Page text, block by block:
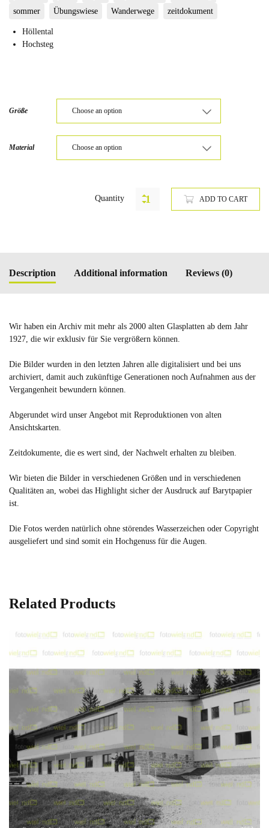
sommer
Übungswiese Wanderwege zeitdokument
Höllental
Hochsteg
Größe
Material
Quantity ADD TO CART
Description Additional information Reviews (0)
Wir haben ein Archiv mit mehr als 2000 alten Glasplatten ab dem Jahr
1927, die wir exklusiv für Sie vergrößern können.
Die Bilder wurden in den letzten Jahren alle digitalisiert und bei uns
archiviert, damit auch zukünftige Generationen noch Aufnahmen aus der
Vergangenheit bewundern können.
Abgerundet wird unser Angebot mit Reproduktionen von alten
Ansichtskarten.
Zeitdokumente, die es wert sind, der Nachwelt erhalten zu bleiben.
Wir bieten die Bilder in verschiedenen Größen und in verschiedenen
Qualitäten an, wobei das Highlight sicher der Ausdruck auf Barytpapier
ist.
Die Fotos werden natürlich ohne störendes Wasserzeichen oder Copyright
ausgeliefert und sind somit ein Hochgenuss für die Augen.
Related Products